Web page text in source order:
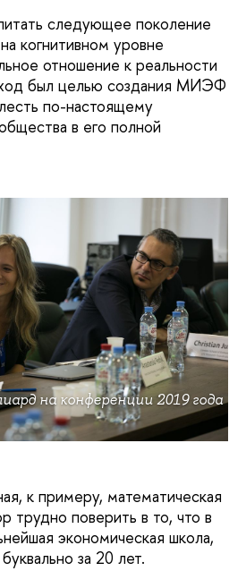
следующее поколение
когнитивном уровне
отношение к реальности
был целью создания МИЭФ
по-настоящему
в его полной
на конференции 2019 года
к примеру, математическая
трудно поверить в то, что в
экономическая школа,
за 20 лет.